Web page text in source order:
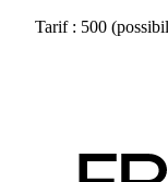
Tarif : 500